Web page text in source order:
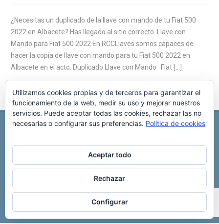
¿Necesitas un duplicado de la llave con mando de tu Fiat 500
2022 en Albacete? Has llegado al sitio correcto. Llave con
Mando para Fiat 500 2022 En RCCLlaves somos capaces de
hacer la copia de llave con mando para tu Fiat 500 2022 en
Albacete en el acto. Duplicado Llave con Mando · Fiat […]
REPARACIÓN CENTRALITA DE COCHE
C/ Virgen del pilar, 6 ,
696 340 889
info@rccllaves.com
Copyright © 2025 Reparación Centralita De Coche
Utilizamos cookies propias y de terceros para garantizar el
funcionamiento de la web, medir su uso y mejorar nuestros
servicios. Puede aceptar todas las cookies, rechazar las no
necesarias o configurar sus preferencias. Política de cookies
Aceptar todo
Rechazar
Configurar